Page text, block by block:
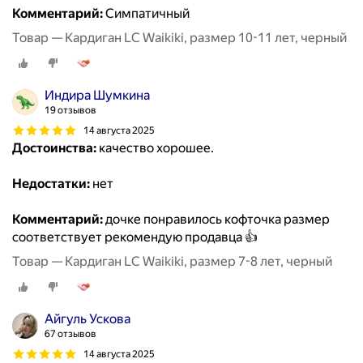
Комментарий:Симпатичный
Товар — Кардиган LC Waikiki, размер 10-11 лет, черный
Индира Шумкина
19 отзывов
14 августа 2025
Достоинства: качество хорошее.
Недостатки: нет
Комментарий:дочке понравилось кофточка размер
соответствует рекомендую продавца 👍
Товар — Кардиган LC Waikiki, размер 7-8 лет, черный
Айгуль Ускова
67 отзывов
14 августа 2025